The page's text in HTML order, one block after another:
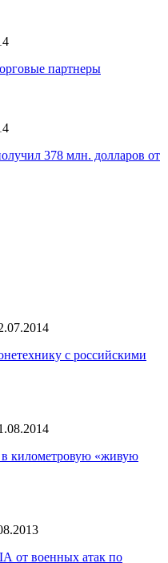
партнеры
378 млн. долларов от
с российскими
километровую «живую
от военных атак по